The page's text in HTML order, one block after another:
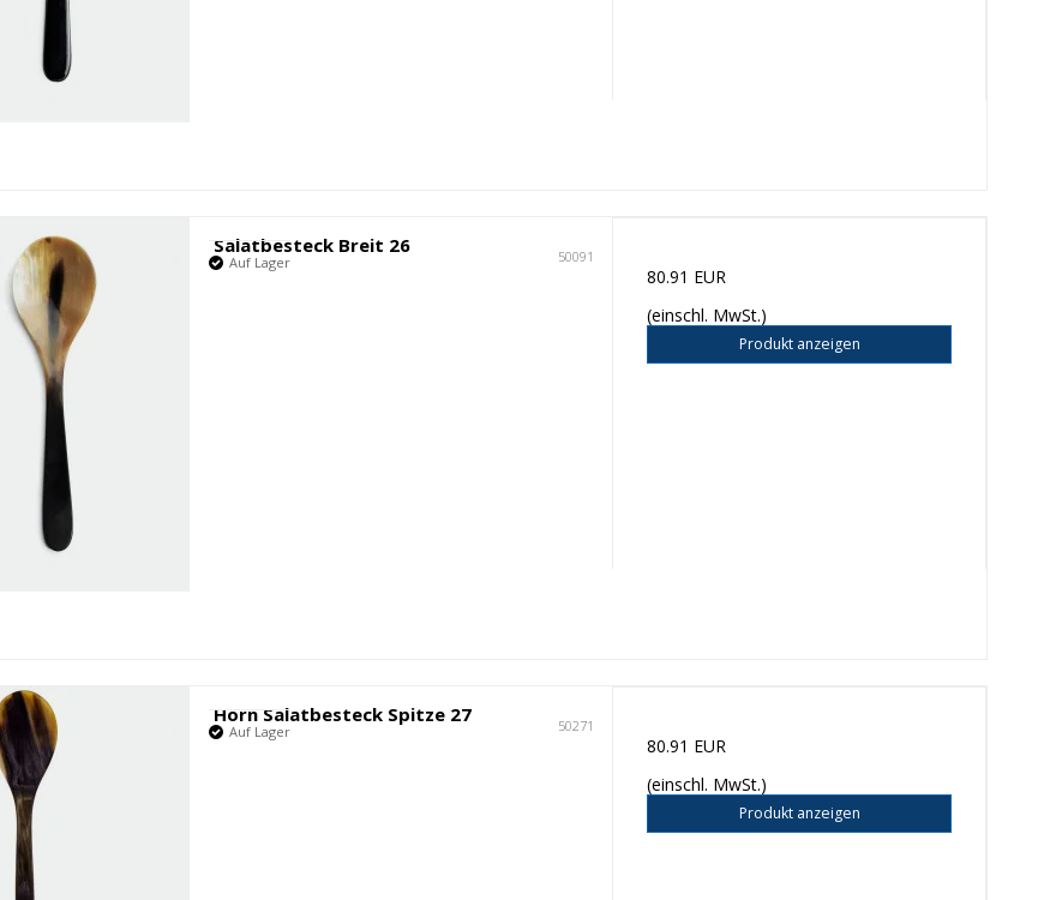
Salatbesteck Breit 26 50091
Auf Lager
80.91 EUR
(einschl. MwSt.)
Produkt anzeigen
Horn Salatbesteck Spitze 27 50271
Auf Lager
80.91 EUR
(einschl. MwSt.)
Produkt anzeigen